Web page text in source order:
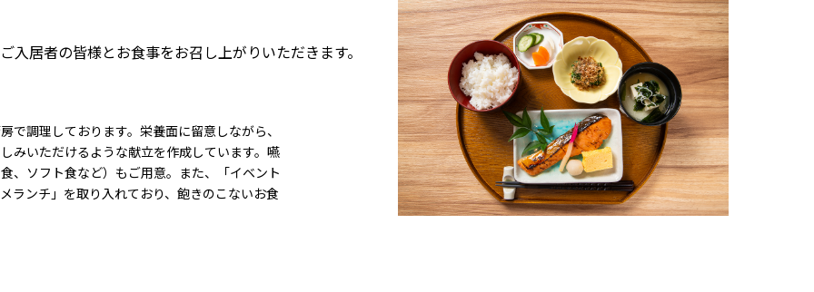
入居者の皆様とお食事をお召し上がりいただきます。
で調理しております。栄養面に留意しながら、
みいただけるような献立を作成しています。嚥
、ソフト食など）もご用意。また、「イベント
ランチ」を取り入れており、飽きのこないお食